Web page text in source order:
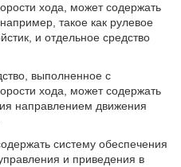
хода, может содержать
такое как рулевое
и отдельное средство
выполненное с
хода, может содержать
направлением движения
систему обеспечения
и приведения в